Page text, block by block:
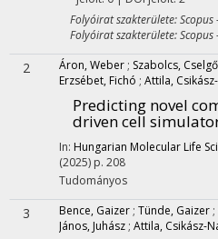
Folyóirat szakterülete: Scopus
Folyóirat szakterülete:
2 Áron, Weber ; Szabolcs,
Erzsébet, Fichó ; Attila,
Predicting novel
driven cell
In: Hungarian Molecular Life
(2025) p. 208
Tudományos
3 Bence, Gaizer ; Tünde, Gaizer ;
János, Juhász ; Attila, Csikász-